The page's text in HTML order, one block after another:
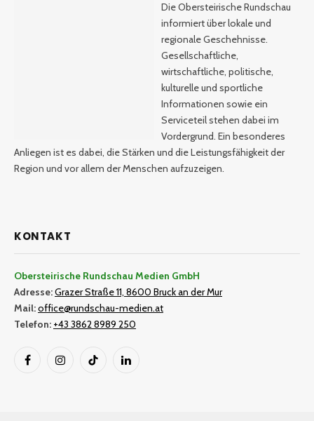
Die Obersteirische Rundschau
informiert über lokale und
regionale Geschehnisse.
Gesellschaftliche,
wirtschaftliche, politische,
kulturelle und sportliche
Informationen sowie ein
Serviceteil stehen dabei im
Vordergrund. Ein besonderes
Anliegen ist es dabei, die Stärken und die Leistungsfähigkeit der
Region und vor allem der Menschen aufzuzeigen.
KONTAKT
Obersteirische Rundschau Medien GmbH
Adresse:Grazer Straße 11, 8600 Bruck an der Mur
Mail:office@rundschau-medien.at
Telefon: +43 3862 8989 250
FacebookInstagramTikTok LinkedIn